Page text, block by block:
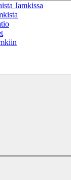
Jamkissa